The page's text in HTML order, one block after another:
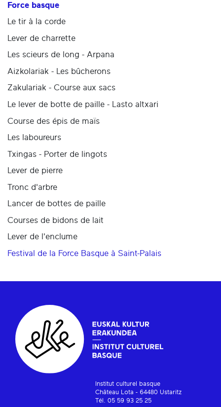
Force basque
Le tir à la corde
Lever de charrette
Les scieurs de long - Arpana
Aizkolariak - Les bûcherons
Zakulariak - Course aux sacs
Le lever de botte de paille - Lasto altxari
Course des épis de maïs
Les laboureurs
Txingas - Porter de lingots
Lever de pierre
Tronc d'arbre
Lancer de bottes de paille
Courses de bidons de lait
Lever de l'enclume
Festival de la Force Basque à Saint-Palais
Institut culturel basque
Château Lota - 64480 Ustaritz
Tél. 05 59 93 25 25